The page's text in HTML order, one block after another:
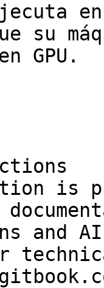
su
GPU.
is
and